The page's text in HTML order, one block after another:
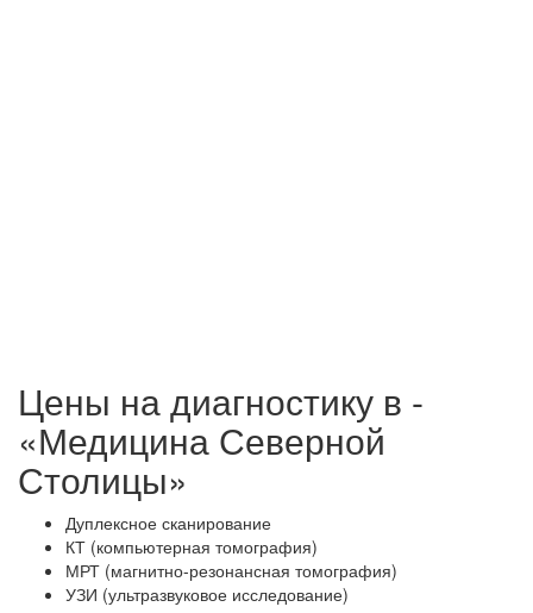
Цены на диагностику в -
«Медицина Северной
Столицы»
Дуплексное сканирование
КТ (компьютерная томография)
МРТ (магнитно-резонансная томография)
УЗИ (ультразвуковое исследование)